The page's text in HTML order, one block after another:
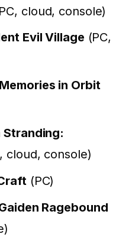
cloud, console)
Evil Village (PC,
in Orbit
Stranding:
cloud, console)
(PC)
Ragebound